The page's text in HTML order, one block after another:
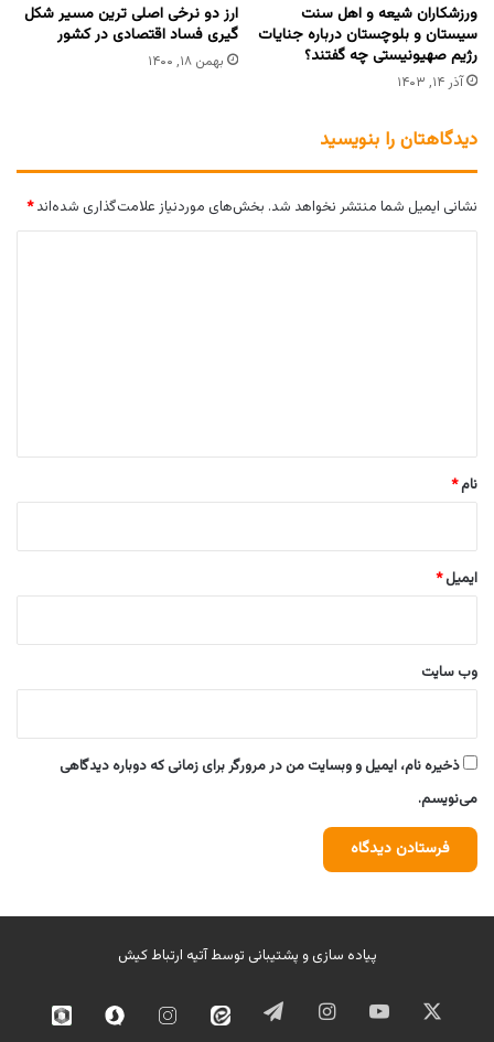
ورزشکاران شیعه و اهل سنت
سیستان و بلوچستان درباره جنایات
رژیم صهیونیستی چه گفتند؟
آذر ۱۴, ۱۴۰۳
ارز دو نرخی اصلی ترین مسیر شکل
گیری فساد اقتصادی در کشور
بهمن ۱۸, ۱۴۰۰
دیدگاهتان را بنویسید
نشانی ایمیل شما منتشر نخواهد شد. بخش‌های موردنیاز علامت‌گذاری شده‌اند*
نام*
ایمیل*
وب‌ سایت
ذخیره نام، ایمیل و وبسایت من در مرورگر برای زمانی که دوباره دیدگاهی
می‌نویسم.
پیاده سازی و پشتیبانی توسطآتیه ارتباط کیش
ایکس یوتیوب اینستاگرامتلگرام ایتا اینستاگرامسروش